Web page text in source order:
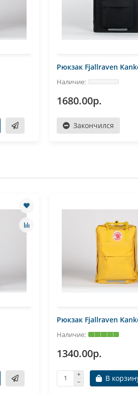
Рюкзак Fjallraven
1680.00р.
Закончился
Рюкзак Fjallraven
1340.00р.
В